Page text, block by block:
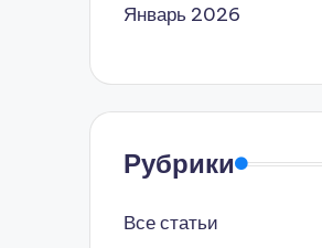
Январь 2026
Рубрики
Все статьи